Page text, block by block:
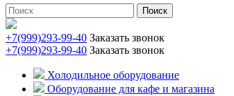
Поиск
+7(999)293-99-40 Заказать звонок
+7(999)293-99-40 Заказать звонок
Холодильное оборудование
Оборудование для кафе и магазина